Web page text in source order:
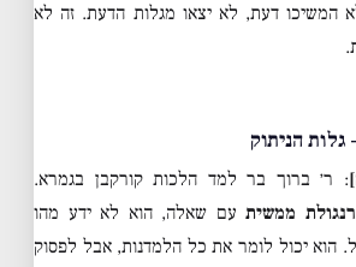
המשיכו דעת, לא יצאו מגלות הדעת. זה לא
הניתוק
: ר׳ ברוך בר למד הלכות קורקבן בגמרא.
ממשית עם שאלה, הוא לא ידע מהו
הוא יכול לומר את כל הלמדנות, אבל לפסוק